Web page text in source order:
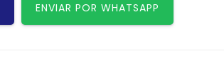
ENVIAR POR WHATSAPP